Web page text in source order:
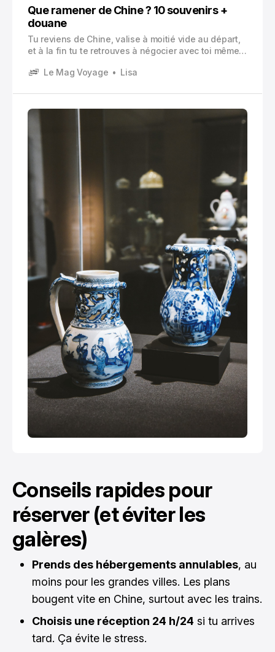
Que ramener de Chine ? 10 souvenirs +
douane
Tu reviens de Chine, valise à moitié vide au départ,
et à la fin tu te retrouves à négocier avec toi même
Classique.
Le Mag Voyage Lisa
Conseils rapides pour
réserver (et éviter les
galères)
Prends des hébergements annulables, au
moins pour les grandes villes. Les plans
bougent vite en Chine, surtout avec les trains.
Choisis une réception 24 h/24 si tu arrives
tard. Ça évite le stress.